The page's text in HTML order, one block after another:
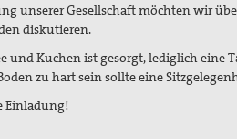
unserer Gesellschaft möchten wir
diskutieren.
und Kuchen ist gesorgt, lediglich eine
zu hart sein sollte eine
Einladung!